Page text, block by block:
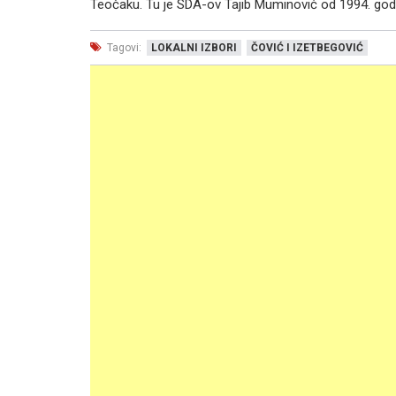
Teočaku. Tu je SDA-ov Tajib Muminović od 1994.
Tagovi: LOKALNI IZBORI ČOVIĆ I IZETBEGOVIĆ